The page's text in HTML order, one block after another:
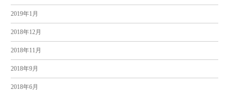
2019年1月
2018年12月
2018年11月
2018年9月
2018年6月